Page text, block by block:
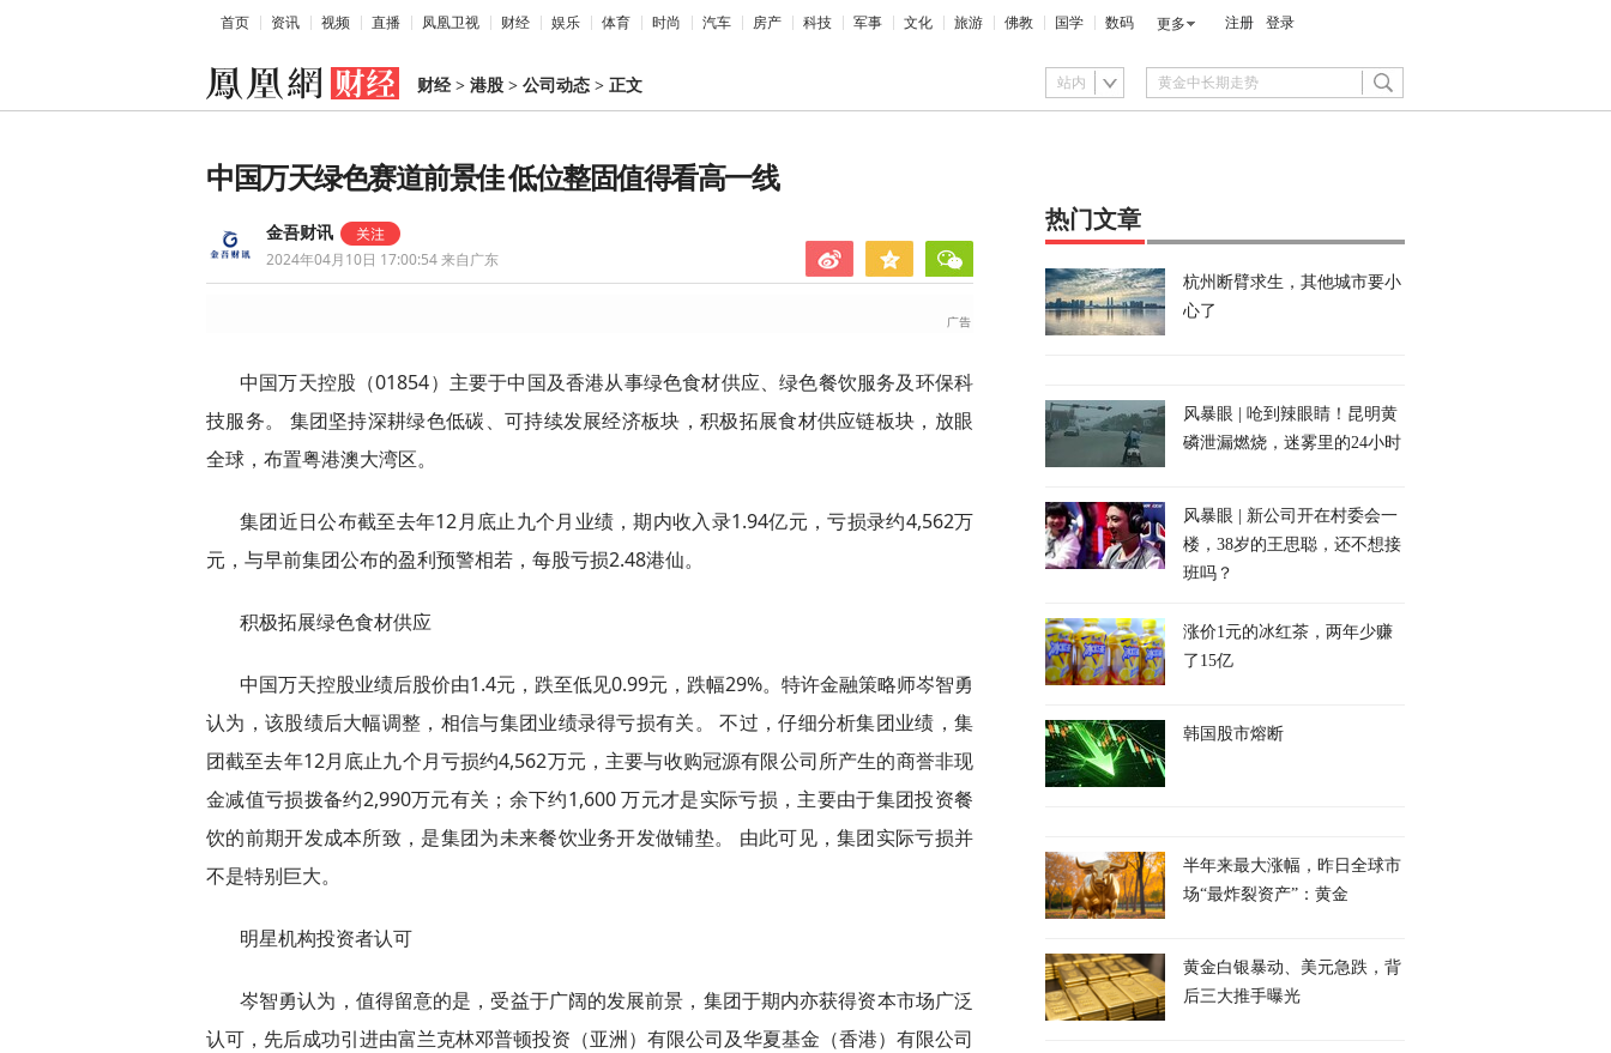
首页 资讯 视频 直播 凤凰卫视 财经 娱乐 体育 时尚 汽车 房产 科技 军事 文化 旅游 佛教 国学 数码 更多 注册 登录
财经> 港股 > 公司动态 > 正文 站内
中国万天绿色赛道前景佳 低位整固值得看高一线
金吾财讯
2024年04月10日 17:00:54来自广东
中国万天控股（01854）主要于中国及香港从事绿色食材供应、绿色餐饮服务及环保科
技服务。 集团坚持深耕绿色低碳、可持续发展经济板块，积极拓展食材供应链板块，放眼
全球，布置粤港澳大湾区。
集团近日公布截至去年12月底止九个月业绩，期内收入录1.94亿元，亏损录约4,562万
元，与早前集团公布的盈利预警相若，每股亏损2.48港仙。
积极拓展绿色食材供应
中国万天控股业绩后股价由1.4元，跌至低见0.99元，跌幅29%。特许金融策略师岑智勇
认为，该股绩后大幅调整，相信与集团业绩录得亏损有关。 不过，仔细分析集团业绩，集
团截至去年12月底止九个月亏损约4,562万元，主要与收购冠源有限公司所产生的商誉非现
金减值亏损拨备约2,990万元有关；余下约1,600 万元才是实际亏损，主要由于集团投资餐
饮的前期开发成本所致，是集团为未来餐饮业务开发做铺垫。 由此可见，集团实际亏损并
不是特别巨大。
明星机构投资者认可
岑智勇认为，值得留意的是，受益于广阔的发展前景，集团于期内亦获得资本市场广泛
认可，先后成功引进由富兰克林邓普顿投资（亚洲）有限公司及华夏基金（香港）有限公司
热门文章
杭州断臂求生，其他城市要小
心了
风暴眼 | 呛到辣眼睛！昆明黄
磷泄漏燃烧，迷雾里的24小时
风暴眼 | 新公司开在村委会一
楼，38岁的王思聪，还不想接
班吗？
涨价1元的冰红茶，两年少赚
了15亿
韩国股市熔断
半年来最大涨幅，昨日全球市
场“最炸裂资产”：黄金
黄金白银暴动、美元急跌，背
后三大推手曝光